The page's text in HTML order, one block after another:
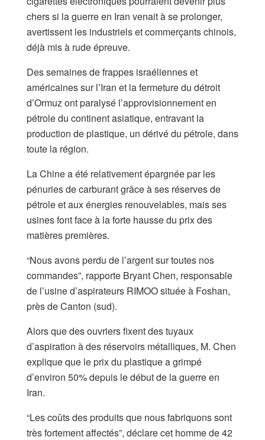
chers si la guerre en Iran venait à se prolonger,
avertissent les industriels et commerçants chinois,
déjà mis à rude épreuve.
Des semaines de frappes israéliennes et
américaines sur l’Iran et la fermeture du détroit
d’Ormuz ont paralysé l’approvisionnement en
pétrole du continent asiatique, entravant la
production de plastique, un dérivé du pétrole, dans
toute la région.
La Chine a été relativement épargnée par les
pénuries de carburant grâce à ses réserves de
pétrole et aux énergies renouvelables, mais ses
usines font face à la forte hausse du prix des
matières premières.
“Nous avons perdu de l’argent sur toutes nos
commandes”, rapporte Bryant Chen, responsable
de l’usine d’aspirateurs RIMOO située à Foshan,
près de Canton (sud).
Alors que des ouvriers fixent des tuyaux
d’aspiration à des réservoirs métalliques, M. Chen
explique que le prix du plastique a grimpé
d’environ 50% depuis le début de la guerre en
Iran.
“Les coûts des produits que nous fabriquons sont
très fortement affectés”, déclare cet homme de 42